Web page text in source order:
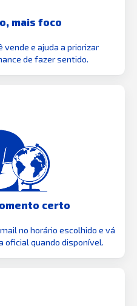
mais foco
vende e ajuda a priorizar
de fazer sentido.
certo
no horário escolhido e vá
oficial quando disponível.